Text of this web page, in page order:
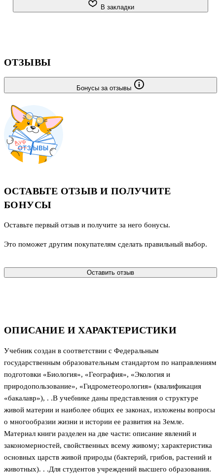
закономерностей, свойственных всему живому; характеристика
В закладки
ОПИСАНИЕ И ХАРАКТЕРИСТИКИ
Учебник создан в соответствии с Федеральным
государственным образовательным стандартом по направлениям
подготовки «Биология», «География», «Экология и
природопользование», «Гидрометеорология» (квалификация
«бакалавр»), . .В учебнике даны представления о структуре
живой материи и наиболее общих ее законах, изложены вопросы
о многообразии жизни и истории ее развития на Земле.
Материал книги разделен на две части: описание явлений и
закономерностей, свойственных всему живому; характеристика
основных царств живой природы (бактерий, грибов, растений и
животных). . .Для студентов учреждений высшего образования.
ОТЗЫВЫ
Бонусы за отзывы
ОСТАВЬТЕ ОТЗЫВ И ПОЛУЧИТЕ
БОНУСЫ
Оставьте первый отзыв и получите за него бонусы.
Это поможет другим покупателям сделать правильный выбор.
Оставить отзыв